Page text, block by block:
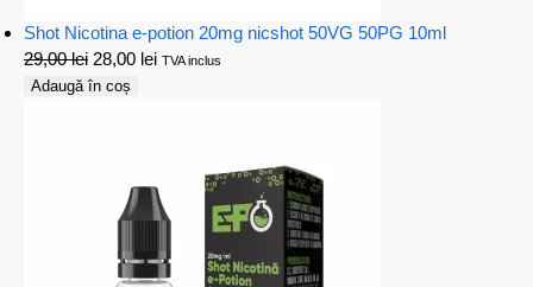
Shot Nicotina e-potion 20mg nicshot 50VG 50PG 10ml
29,00lei 28,00 lei TVA inclus
Adaugă în coș